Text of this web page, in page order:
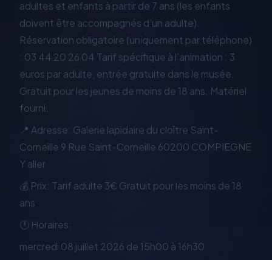
adultes et enfants à partir de 7 ans (les enfants
doivent être accompagnés d’un adulte).
Réservation obligatoire (uniquement par téléphone)
: 03 44 20 26 04 Tarif spécifique à l’animation : 3
euros par adulte, entrée gratuite dans le musée.
Gratuit pour les jeunes de moins de 18 ans. Matériel
fourni.
📍 Adresse: Galerie lapidaire du cloître Saint-
Corneille 9 Rue Saint-Corneille 60200 COMPIEGNE
Y aller
💰 Prix: Tarif adulte 3€ Gratuit pour les moins de 18
ans
🕐 Horaires:
mercredi 08 juillet 2026 de 15h00 à 16h30